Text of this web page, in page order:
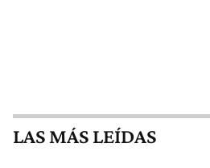
LAS MÁS LEÍDAS